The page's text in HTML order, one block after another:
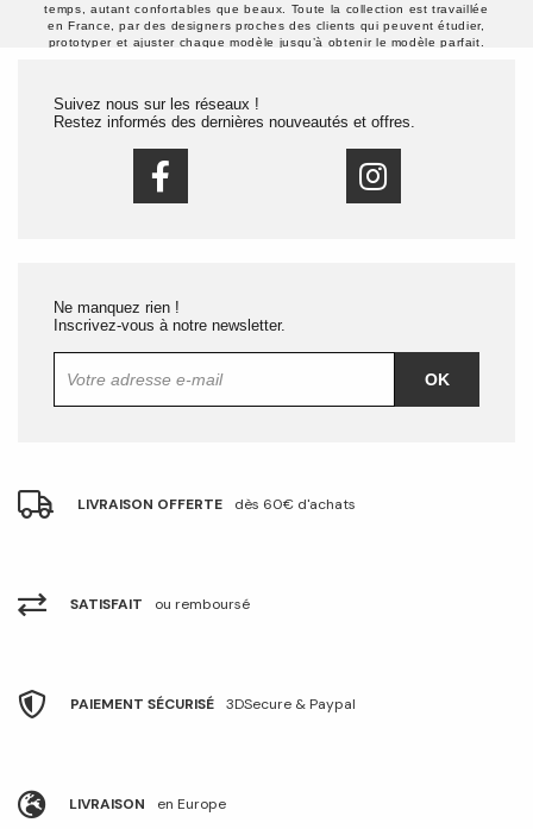
temps, autant confortables que beaux. Toute la collection est travaillée
en France, par des designers proches des clients qui peuvent étudier,
prototyper et ajuster chaque modèle jusqu’à obtenir le modèle parfait.
Suivez nous sur les réseaux !
Restez informés des dernières nouveautés et offres.
Ne manquez rien !
Inscrivez-vous à notre newsletter.
OK
LIVRAISON OFFERTE dès 60€ d'achats
SATISFAIT ou remboursé
PAIEMENT SÉCURISÉ 3DSecure & Paypal
LIVRAISON en Europe